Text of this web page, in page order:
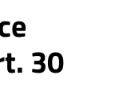
30